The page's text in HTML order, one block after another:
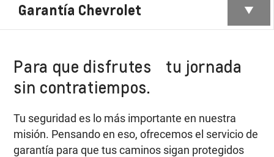
Garantía Chevrolet
Para que disfrutes tu jornada
sin contratiempos.
Tu seguridad es lo más importante en nuestra
misión. Pensando en eso, ofrecemos el servicio de
garantía para que tus caminos sigan protegidos